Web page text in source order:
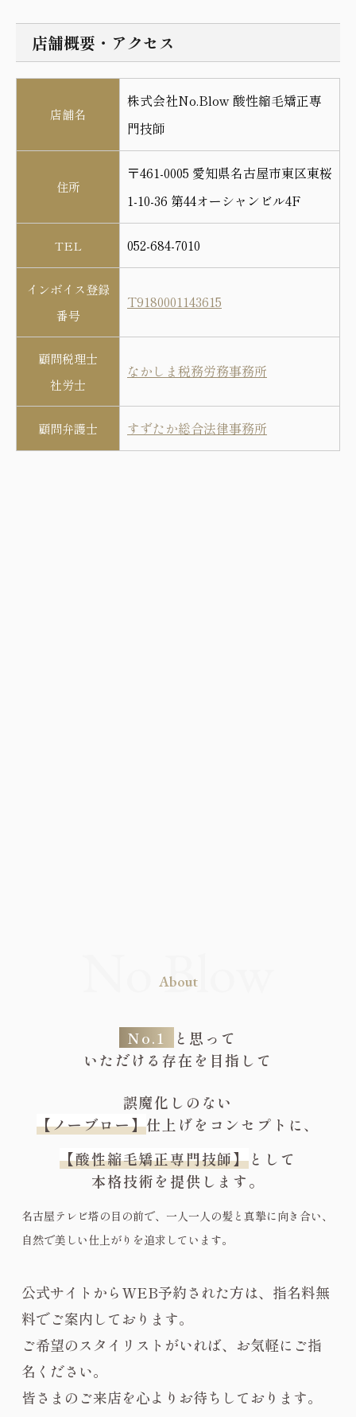
店舗概要・アクセス
店舗名
株式会社No.Blow 酸性縮毛矯正専
門技師
住所
〒461-0005 愛知県名古屋市東区東桜
1-10-36 第44オーシャンビル4F
TEL 052-684-7010
インボイス登録
番号
T9180001143615
顧問税理士
社労士
なかしま税務労務事務所
顧問弁護士 すずたか総合法律事務所
About
No.1
と思って
いただける存在を目指して
誤魔化しのない
【ノーブロー】仕上げをコンセプトに、
【酸性縮毛矯正専門技師】として
本格技術を提供します。
名古屋テレビ塔の目の前で、一人一人の髪と真摯に向き合い、
自然で美しい仕上がりを追求しています。
公式サイトからWEB予約された方は、指名料無
料でご案内しております。
ご希望のスタイリストがいれば、お気軽にご指
名ください。
皆さまのご来店を心よりお待ちしております。